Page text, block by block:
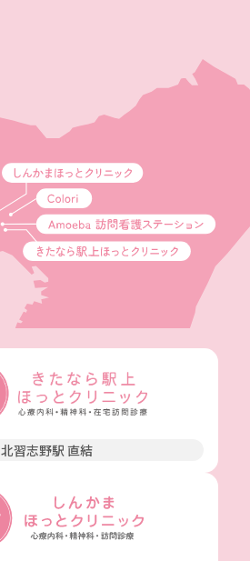
北習志野駅 直結